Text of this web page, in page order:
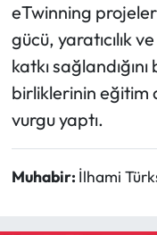
eTwinning
gücü, yaratıcılık
katkı
birliklerinin eğitim
vurgu yaptı.
Muhabir: İlhami